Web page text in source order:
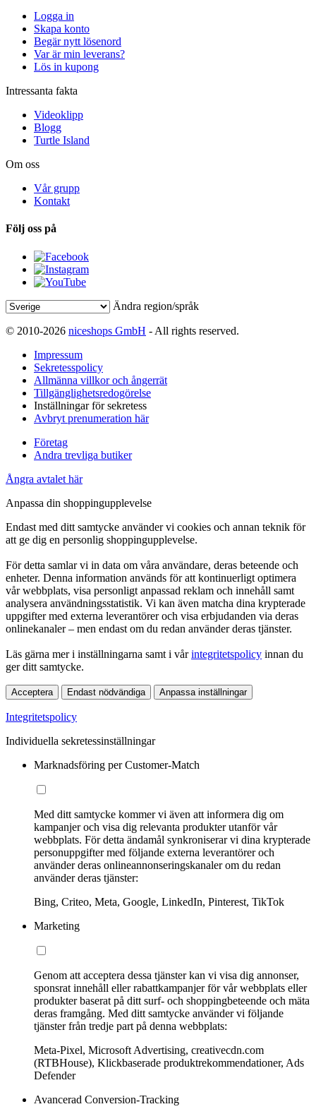
Logga in
Skapa konto
Begär nytt lösenord
Var är min leverans?
Lös in kupong
Intressanta fakta
Videoklipp
Blogg
Turtle Island
Om oss
Vår grupp
Kontakt
Följ oss på
Ändra region/språk
© 2010-2026 niceshops GmbH - All rights reserved.
Impressum
Sekretesspolicy
Allmänna villkor och ångerrät
Tillgänglighetsredogörelse
Inställningar för sekretess
Avbryt prenumeration här
Företag
Andra trevliga butiker
Ångra avtalet här
Anpassa din shoppingupplevelse
Endast med ditt samtycke använder vi cookies och annan teknik för
att ge dig en personlig shoppingupplevelse.
För detta samlar vi in data om våra användare, deras beteende och
enheter. Denna information används för att kontinuerligt optimera
vår webbplats, visa personligt anpassad reklam och innehåll samt
analysera användningsstatistik. Vi kan även matcha dina krypterade
uppgifter med externa leverantörer och visa erbjudanden via deras
onlinekanaler – men endast om du redan använder deras tjänster.
Läs gärna mer i inställningarna samt i vårintegritetspolicy innan du
ger ditt samtycke.
Acceptera Endast nödvändiga Anpassa inställningar
Integritetspolicy
Individuella sekretessinställningar
Marknadsföring per Customer-Match
Med ditt samtycke kommer vi även att informera dig om
kampanjer och visa dig relevanta produkter utanför vår
webbplats. För detta ändamål synkroniserar vi dina krypterade
personuppgifter med följande externa leverantörer och
använder deras onlineannonseringskanaler om du redan
använder deras tjänster:
Bing, Criteo, Meta, Google, LinkedIn, Pinterest, TikTok
Marketing
Genom att acceptera dessa tjänster kan vi visa dig annonser,
sponsrat innehåll eller rabattkampanjer för vår webbplats eller
produkter baserat på ditt surf- och shoppingbeteende och mäta
deras framgång. Med ditt samtycke använder vi följande
tjänster från tredje part på denna webbplats:
Meta-Pixel, Microsoft Advertising, creativecdn.com
(RTBHouse), Klickbaserade produktrekommendationer, Ads
Defender
Avancerad Conversion-Tracking